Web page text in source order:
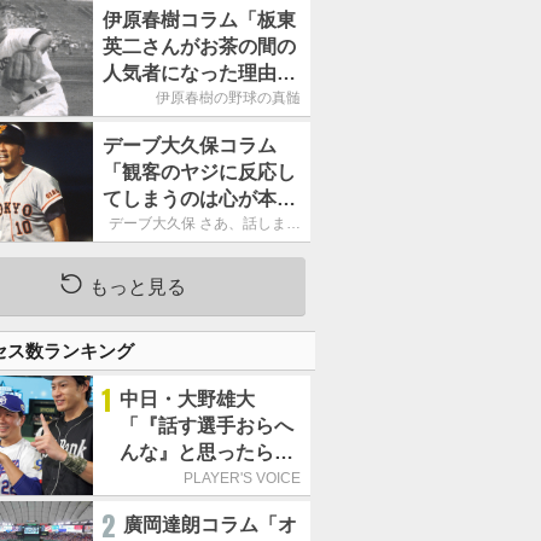
針」
伊原春樹コラム「板東
英二さんがお茶の間の
人気者になった理由
甲子園の伝説、中日の
手放さなかった」
伊原春樹の野球の真髄
デーブ大久保コラム
「観客のヤジに反応し
てしまうのは心が本当
に純粋だからなので
デーブ大久保 さあ、話しまし
ょう！
もっと見る
ス数ランキング
1 中日・大野雄大
「『話す選手おらへ
んな』と思ったら坂
本勇人が来た！」／
PLAYER'S VOICE
2 廣岡達朗コラム「オ